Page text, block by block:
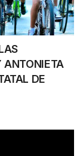
ANTONIETA
DE